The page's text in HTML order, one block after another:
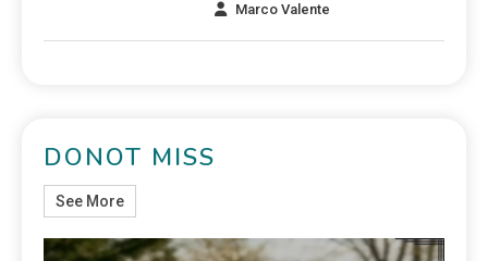
Marco Valente
DONOT MISS
See More